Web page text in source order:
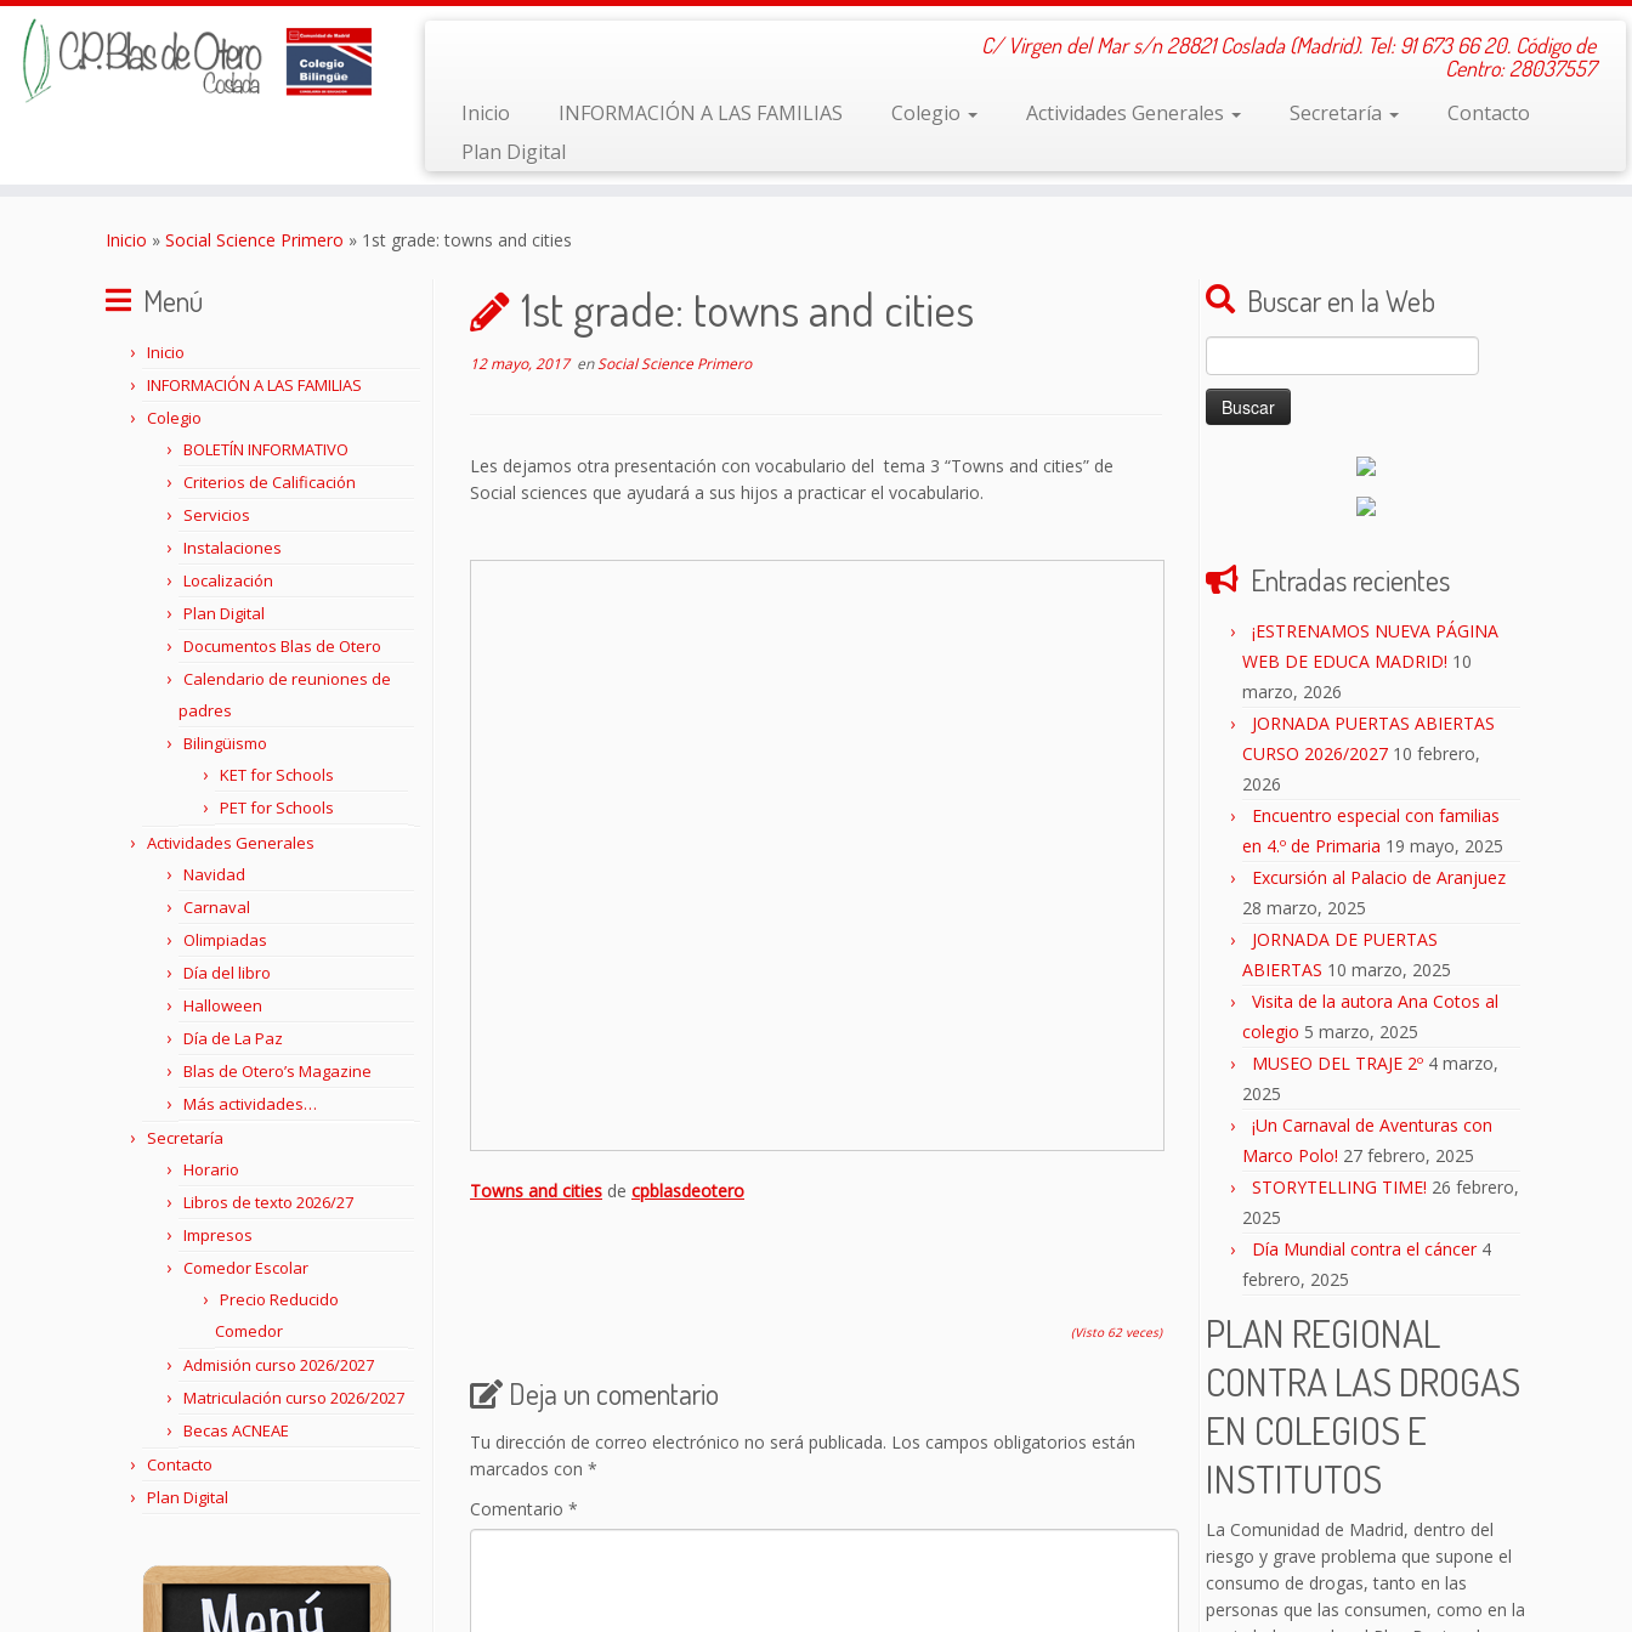
C/ Virgen del Mar s/n 28821 Coslada (Madrid). Tel: 91 673 66 20. Código de
Centro: 28037557
Inicio
INFORMACIÓN A LAS FAMILIAS Colegio Actividades Generales Secretaría
Contacto
Plan Digital
Inicio » Social Science Primero » 1st grade: towns and cities
Menú
Inicio
INFORMACIÓN A LAS FAMILIAS
Colegio
BOLETÍN INFORMATIVO
Criterios de Calificación
Servicios
Instalaciones
Localización
Plan Digital
Documentos Blas de Otero
Calendario de reuniones de
padres
Bilingüismo
KET for Schools
PET for Schools
Actividades Generales
Navidad
Carnaval
Olimpiadas
Día del libro
Halloween
Día de La Paz
Blas de Otero’s Magazine
Más actividades…
Secretaría
Horario
Libros de texto 2026/27
Impresos
Comedor Escolar
Precio Reducido
Comedor
Admisión curso 2026/2027
Matriculación curso 2026/2027
Becas ACNEAE
Contacto
Plan Digital
1st grade: towns and cities
12 mayo, 2017enSocial Science Primero
Les dejamos otra presentación con vocabulario del tema 3 “Towns and cities” de
Social sciences que ayudará a sus hijos a practicar el vocabulario.
Towns and cities de cpblasdeotero
(Visto 62 veces)
Deja un comentario
Tu dirección de correo electrónico no será publicada. Los campos obligatorios están
marcados con *
Comentario *
Buscar en la Web
Buscar:
Entradas recientes
¡ESTRENAMOS NUEVA PÁGINA
WEB DE EDUCA MADRID! 10
marzo, 2026
JORNADA PUERTAS ABIERTAS
CURSO 2026/2027 10 febrero,
2026
Encuentro especial con familias
en 4.º de Primaria 19 mayo, 2025
Excursión al Palacio de Aranjuez
28 marzo, 2025
JORNADA DE PUERTAS
ABIERTAS 10 marzo, 2025
Visita de la autora Ana Cotos al
colegio 5 marzo, 2025
MUSEO DEL TRAJE 2º 4 marzo,
2025
¡Un Carnaval de Aventuras con
Marco Polo! 27 febrero, 2025
STORYTELLING TIME! 26 febrero,
2025
Día Mundial contra el cáncer 4
febrero, 2025
PLAN REGIONAL
CONTRA LAS DROGAS
EN COLEGIOS E
INSTITUTOS
La Comunidad de Madrid, dentro del
riesgo y grave problema que supone el
consumo de drogas, tanto en las
personas que las consumen, como en la